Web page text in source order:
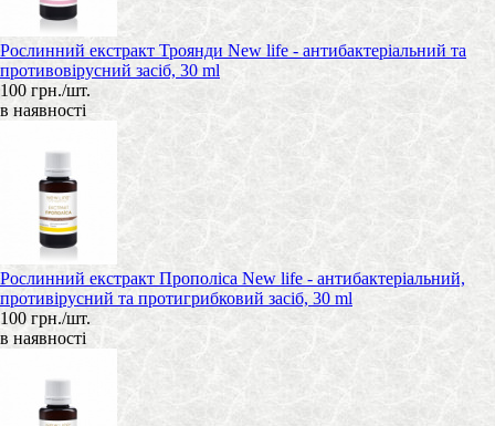
Рослинний екстракт Троянди New life - антибактеріальний та
противовірусний засіб, 30 ml
100 грн./шт.
в наявності
Рослинний екстракт Прополіса New life - антибактеріальний,
противірусний та протигрибковий засіб, 30 ml
100 грн./шт.
в наявності